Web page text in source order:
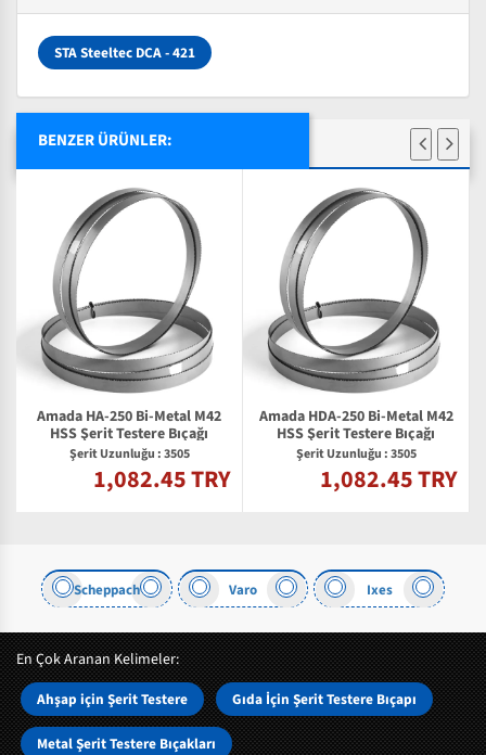
STA Steeltec DCA - 421
BENZER ÜRÜNLER:
Amada HA-250 Bi-Metal M42
HSS Şerit Testere Bıçağı
Şerit Uzunluğu : 3505
1,082.45 TRY
Amada HDA-250 Bi-Metal M42
HSS Şerit Testere Bıçağı
Şerit Uzunluğu : 3505
1,082.45 TRY
Scheppach Varo Ixes
En Çok Aranan Kelimeler:
Ahşap için Şerit Testere Gıda İçin Şerit Testere Bıçapı
Metal Şerit Testere Bıçakları